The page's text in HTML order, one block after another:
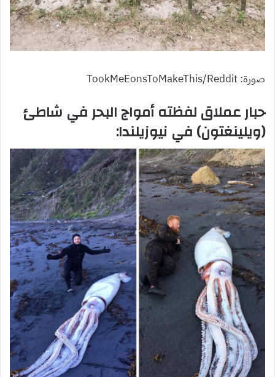
صورة: TookMeEonsToMakeThis/Reddit
حبار عملاق لفظته أمواج البحر في شاطئ
(ويلينغتون) في نيوزيلندا: